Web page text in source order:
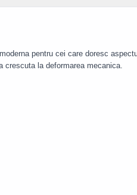
pentru cei care doresc
crescuta la deformarea mecanica.